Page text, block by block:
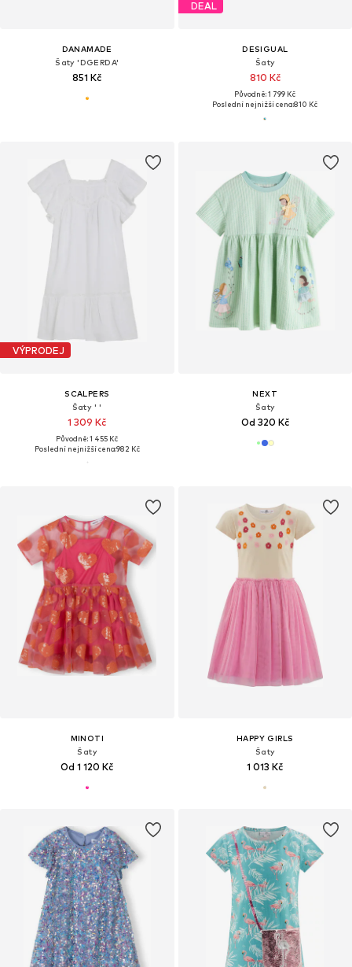
DANAMADE
Šaty 'DGERDA'
851 Kč
DEAL
DESIGUAL
Šaty
810 Kč
Původně: 1 799 Kč
Poslední nejnižší cena:810 Kč
VÝPRODEJ
SCALPERS
Šaty ' '
1 309 Kč
Původně: 1 455 Kč
Poslední nejnižší cena:982 Kč
NEXT
Šaty
Od 320 Kč
MINOTI
Šaty
Od 1 120 Kč
HAPPY GIRLS
Šaty
1 013 Kč